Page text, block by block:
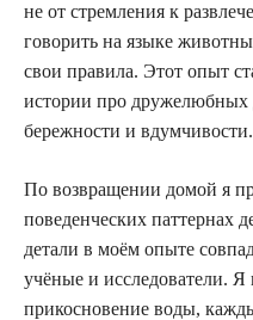
не от стремления к
говорить на языке
свои правила. Этот опыт
истории про дружелюбных
бережности и вдумчивости.
По возвращении домой я
поведенческих паттернах
детали в моём опыте
учёные и исследователи. Я
прикосновение воды,